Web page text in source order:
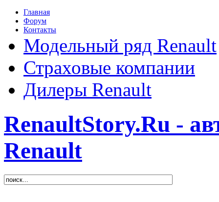
Главная
Форум
Контакты
Модельный ряд Renault
Страховые компании
Дилеры Renault
RenaultStory.Ru -
Renault